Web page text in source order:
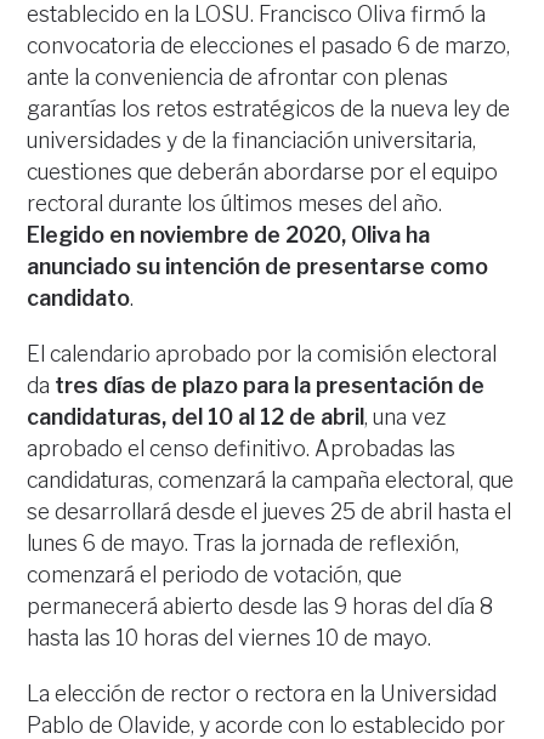
establecido en la LOSU. Francisco Oliva firmó la
convocatoria de elecciones el pasado 6 de marzo,
ante la conveniencia de afrontar con plenas
garantías los retos estratégicos de la nueva ley de
universidades y de la financiación universitaria,
cuestiones que deberán abordarse por el equipo
rectoral durante los últimos meses del año.
Elegido en noviembre de 2020, Oliva ha
anunciado su intención de presentarse como
candidato.
El calendario aprobado por la comisión electoral
da tres días de plazo para la presentación de
candidaturas, del 10 al 12 de abril, una vez
aprobado el censo definitivo. Aprobadas las
candidaturas, comenzará la campaña electoral, que
se desarrollará desde el jueves 25 de abril hasta el
lunes 6 de mayo. Tras la jornada de reflexión,
comenzará el periodo de votación, que
permanecerá abierto desde las 9 horas del día 8
hasta las 10 horas del viernes 10 de mayo.
La elección de rector o rectora en la Universidad
Pablo de Olavide, y acorde con lo establecido por